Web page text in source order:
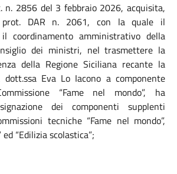
n. 2856 del 3 febbraio 2026, acquisita,
DAR n. 2061, con la quale il
coordinamento amministrativo della
dei ministri, nel trasmettere la
della Regione Siciliana recante la
dott.ssa Eva Lo Iacono a componente
“Fame nel mondo”, ha
dei componenti supplenti
tecniche “Fame nel mondo”,
“Edilizia scolastica”;